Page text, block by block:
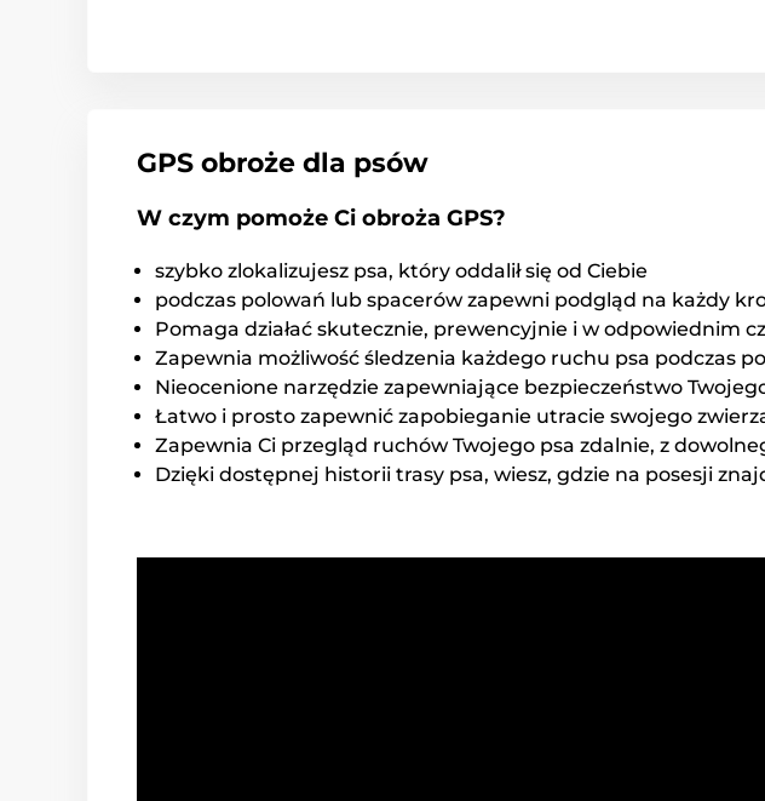
GPS obroże dla psów
W czym pomoże Ci obroża GPS?
szybko zlokalizujesz psa, który oddalił się od Ciebie
podczas polowań lub spacerów zapewni podgląd na każdy
Pomaga działać skutecznie, prewencyjnie i w odpowiednim
Zapewnia możliwość śledzenia każdego ruchu psa podczas
Nieocenione narzędzie zapewniające bezpieczeństwo
Łatwo i prosto zapewnić zapobieganie utracie swojego
Zapewnia Ci przegląd ruchów Twojego psa zdalnie, z
Dzięki dostępnej historii trasy psa, wiesz, gdzie na posesji